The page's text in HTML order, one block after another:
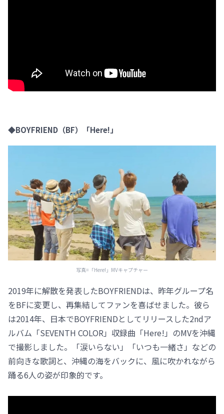
◆BOYFRIEND（BF）「Here!」
写真=「Here!」MVキャプチャー
2019年に解散を発表したBOYFRIENDは、昨年グループ名
をBFに変更し、再集結してファンを喜ばせました。彼ら
は2014年、日本でBOYFRIENDとしてリリースした2ndア
ルバム「SEVENTH COLOR」収録曲「Here!」のMVを沖縄
で撮影しました。「涙いらない」「いつも一緒さ」などの
前向きな歌詞と、沖縄の海をバックに、風に吹かれながら
踊る6人の姿が印象的です。